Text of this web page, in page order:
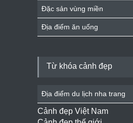
Đặc sản vùng miền
Địa điểm ăn uống
Từ khóa cảnh đẹp
Địa điểm du lịch nha trang
Cảnh đẹp Việt Nam